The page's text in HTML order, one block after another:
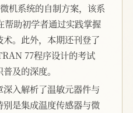
系统的自制方案，该系
助初学者通过实践掌握
。此外，本期还刊登了
77程序设计的考试
及的深度。
深入解析了温敏元器件与
是集成温度传感器与微